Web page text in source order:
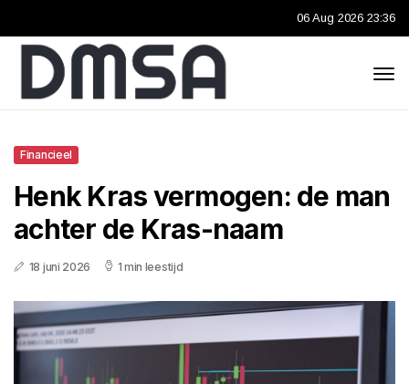
06 Aug 2026 23:36
Financieel
Henk Kras vermogen: de man
achter de Kras-naam
18 juni 2026 1 min leestijd